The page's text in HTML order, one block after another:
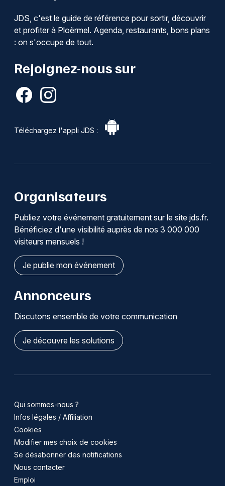
JDS, c'est le guide de référence pour sortir, découvrir
et profiter à Ploërmel. Agenda, restaurants, bons plans
: on s'occupe de tout.
Rejoignez-nous sur
Téléchargez l'appli JDS :
Organisateurs
Publiez votre événement gratuitement sur le site jds.fr.
Bénéficiez d'une visibilité auprès de nos 3 000 000
visiteurs mensuels !
Je publie mon événement
Annonceurs
Discutons ensemble de votre communication
Je découvre les solutions
Qui sommes-nous ?
Infos légales / Affiliation
Cookies
Modifier mes choix de cookies
Se désabonner des notifications
Nous contacter
Emploi